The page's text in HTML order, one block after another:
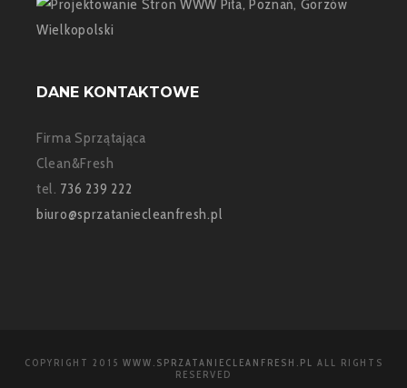
DANE KONTAKTOWE
Firma Sprzątająca
Clean&Fresh
tel. 736 239 222
biuro@sprzataniecleanfresh.pl
COPYRIGHT 2015 WWW.SPRZATANIECLEANFRESH.PL ALL RIGHTS
RESERVED